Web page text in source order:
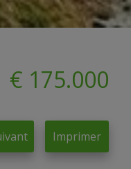
€ 175.000
Imprimer